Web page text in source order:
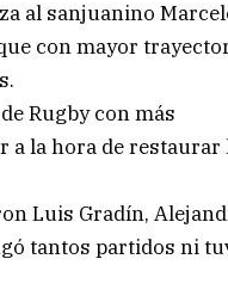
al sanjuanino
con mayor
Rugby con más
a la hora de restaurar
Luis Gradín,
tantos partidos ni